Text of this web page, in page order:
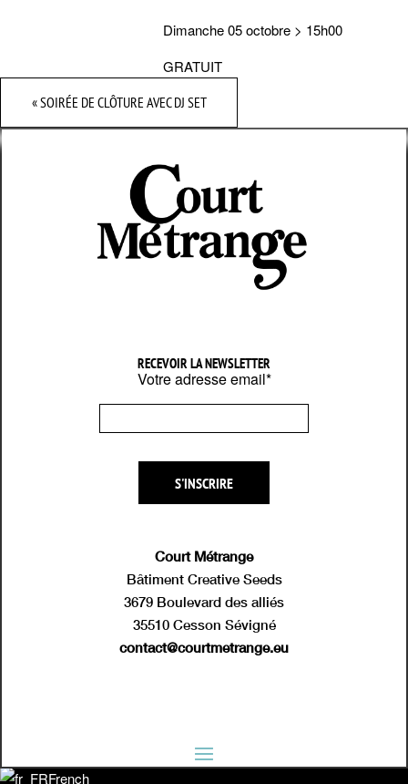
Dimanche 05 octobre > 15h00
GRATUIT
«SOIRÉE DE CLÔTURE AVEC DJ SET
RECEVOIR LA NEWSLETTER
Votre adresse email*
Court Métrange
Bâtiment Creative Seeds
3679 Boulevard des alliés
35510 Cesson Sévigné
contact@courtmetrange.eu
French